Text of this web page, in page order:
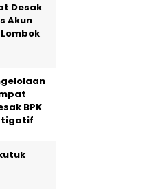
Desak
Akun
BPK